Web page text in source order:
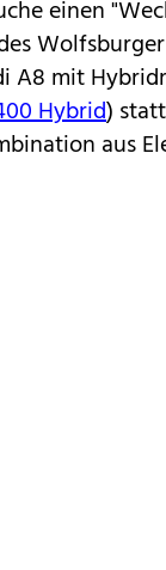
einen
Wolfsburger
A8 mit
Hybrid)
aus